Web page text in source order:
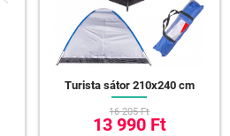
Turista sátor 210x240 cm
16 205 Ft
13 990 Ft